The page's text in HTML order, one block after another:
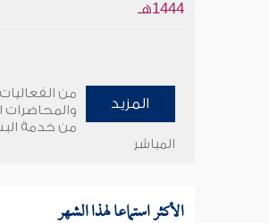
1444هـ
المزيد
من الفعاليات
والمحاضرات
من خدمة
المباشر
الأكثر استماعا لهذا الشهر